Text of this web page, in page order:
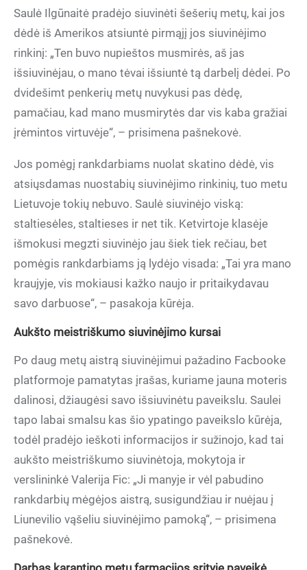
Saulė Ilgūnaitė pradėjo siuvinėti šešerių metų, kai jos
dėdė iš Amerikos atsiuntė pirmąjį jos siuvinėjimo
rinkinį: „Ten buvo nupieštos musmirės, aš jas
išsiuvinėjau, o mano tėvai išsiuntė tą darbelį dėdei. Po
dvidešimt penkerių metų nuvykusi pas dėdę,
pamačiau, kad mano musmirytės dar vis kaba gražiai
įrėmintos virtuvėje“, – prisimena pašnekovė.
Jos pomėgį rankdarbiams nuolat skatino dėdė, vis
atsiųsdamas nuostabių siuvinėjimo rinkinių, tuo metu
Lietuvoje tokių nebuvo. Saulė siuvinėjo viską:
staltiesėles, staltieses ir net tik. Ketvirtoje klasėje
išmokusi megzti siuvinėjo jau šiek tiek rečiau, bet
pomėgis rankdarbiams ją lydėjo visada: „Tai yra mano
kraujyje, vis mokiausi kažko naujo ir pritaikydavau
savo darbuose“, – pasakoja kūrėja.
Aukšto meistriškumo siuvinėjimo kursai
Po daug metų aistrą siuvinėjimui pažadino Facbooke
platformoje pamatytas įrašas, kuriame jauna moteris
dalinosi, džiaugėsi savo išsiuvinėtu paveikslu. Saulei
tapo labai smalsu kas šio ypatingo paveikslo kūrėja,
todėl pradėjo ieškoti informacijos ir sužinojo, kad tai
aukšto meistriškumo siuvinėtoja, mokytoja ir
verslininkė Valerija Fic: „Ji manyje ir vėl pabudino
rankdarbių mėgėjos aistrą, susigundžiau ir nuėjau į
Liunevilio vąšeliu siuvinėjimo pamoką“, – prisimena
pašnekovė.